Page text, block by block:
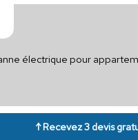
électrique pour
↑ Recevez 3 devis